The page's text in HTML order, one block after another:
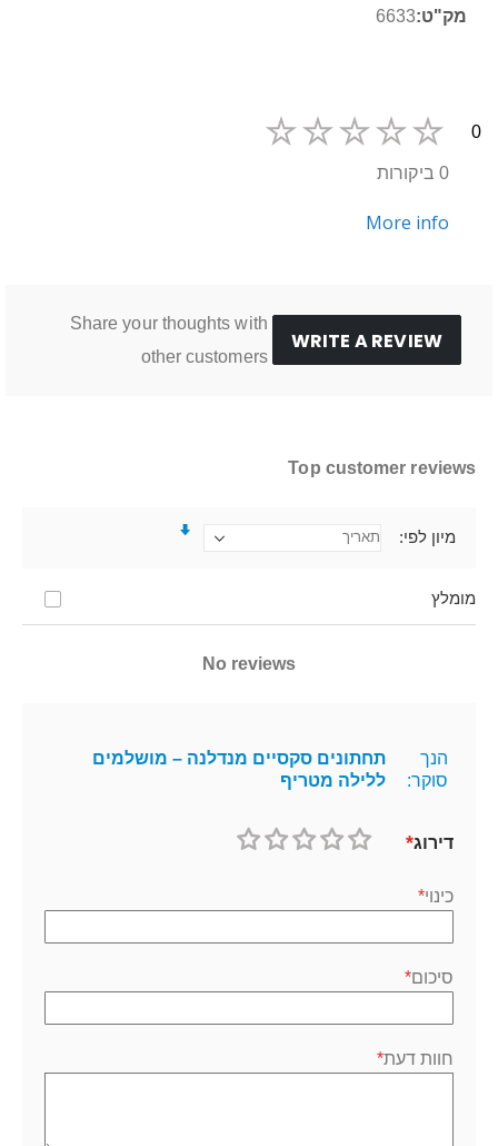
6633
0
0 ביקורות
More info
WRITE A REVIEW
Share your thoughts with
other customers
Top customer reviews
מומלץ
מיון לפי
No reviews
הנך
סוקר:
תחתונים סקסיים מנדלנה – מושלמים
ללילה מטריף
דירוג
כינוי
סיכום
חוות דעת